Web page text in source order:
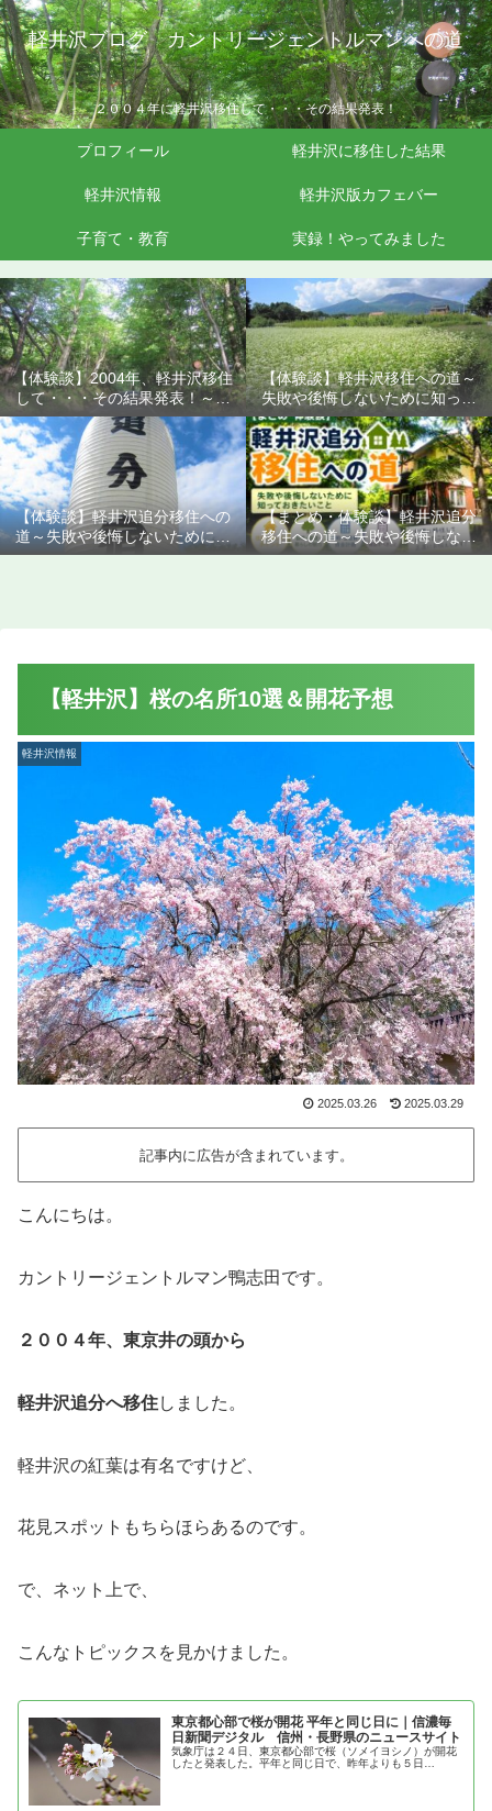
軽井沢ブログ カントリージェントルマンへの道
２００４年に軽井沢移住して・・・その結果発表！
プロフィール 軽井沢に移住した結果
軽井沢情報 軽井沢版カフェバー
子育て・教育 実録！やってみました
【体験談】2004年、軽井沢移住
して・・・その結果発表！～失
敗や後悔しないために知ってお
きたいこと
【体験談】軽井沢移住への道～
失敗や後悔しないために知って
おきたいこと
【体験談】軽井沢追分移住への
道～失敗や後悔しないために知
っておきたいこと
【まとめ・体験談】軽井沢追分
移住への道～失敗や後悔しない
ために知っておきたいこと
【軽井沢】桜の名所10選＆開花予想
軽井沢情報
2025.03.26 2025.03.29
記事内に広告が含まれています。
こんにちは。
カントリージェントルマン鴨志田です。
２００４年、東京井の頭から
軽井沢追分へ移住しました。
軽井沢の紅葉は有名ですけど、
花見スポットもちらほらあるのです。
で、ネット上で、
こんなトピックスを見かけました。
東京都心部で桜が開花 平年と同じ日に｜信濃毎
日新聞デジタル 信州・長野県のニュースサイト
気象庁は２４日、東京都心部で桜（ソメイヨシノ）が開花
したと発表した。平年と同じ日で、昨年よりも５日…